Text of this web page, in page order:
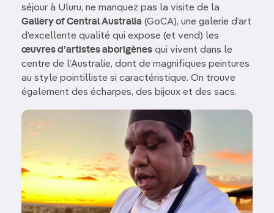
séjour à Uluru, ne manquez pas la visite de la
Gallery of Central Australia (GoCA), une galerie d’art
d’excellente qualité qui expose (et vend) les
œuvres d’artistes aborigènes qui vivent dans le
centre de l’Australie, dont de magnifiques peintures
au style pointilliste si caractéristique. On trouve
également des écharpes, des bijoux et des sacs.
Image